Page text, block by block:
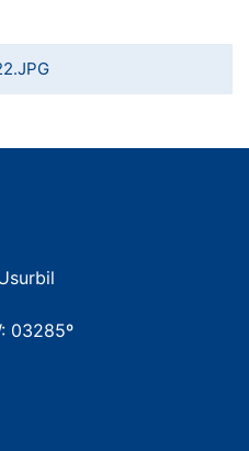
a tamaño completo…
03285º